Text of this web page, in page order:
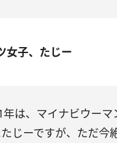
女子、たじー
年は、マイナビウー
じーですが、ただ今